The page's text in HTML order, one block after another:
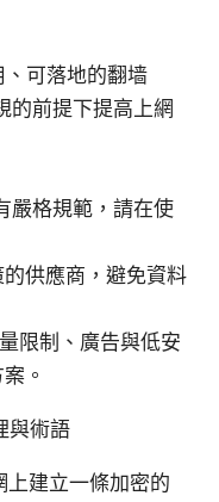
可落地的翻墙
的前提下提高上網
嚴格規範，請在使
供應商，避免資料
限制、廣告與低安
。
與術語
建立一條加密的